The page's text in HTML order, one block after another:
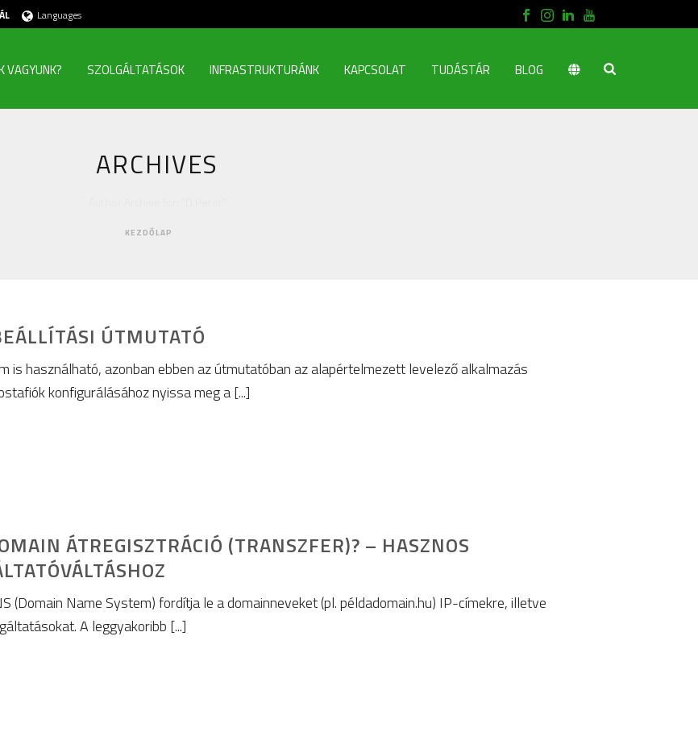
Languages
VAGYUNK? SZOLGÁLTATÁSOK INFRASTRUKTURÁNK KAPCSOLAT TUDÁSTÁR BLOG
ARCHIVES
KEZDŐLAP
ÚTMUTATÓ
is használható, azonban ebben az útmutatóban az alapértelmezett levelező alkalmazás
konfigurálásához nyissa meg a [...]
ÁTREGISZTRÁCIÓ (TRANSZFER)? – HASZNOS
(Domain Name System) fordítja le a domainneveket (pl. példadomain.hu) IP-címekre, illetve
A leggyakoribb [...]